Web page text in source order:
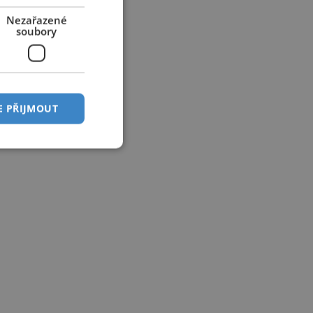
Nezařazené
soubory
PŘIJMOUT